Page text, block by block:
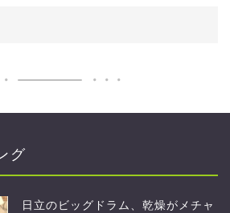
グ
日立のビッグドラム、乾燥がメチャ